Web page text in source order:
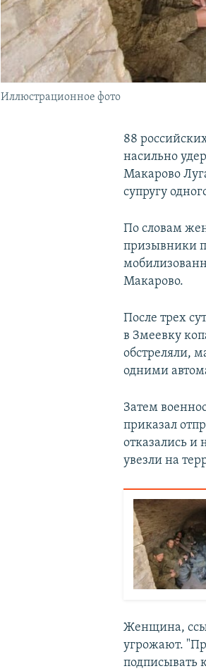
Иллюстрационное фото
88
насильно
Макарово
супругу
По словам
призывники
Макарово.
После трех
в Змеевку
обстреляли,
одними
Затем
приказал
отказались и
увезли на
Женщина,
угрожают.
подписывать